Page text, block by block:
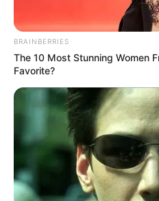
BRAINBERRIES
The 10 Most Stunning Women
Favorite?